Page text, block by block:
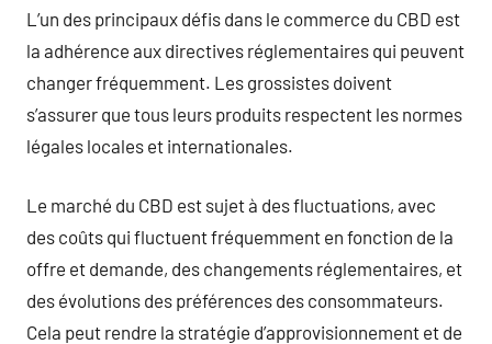
L’un des principaux défis dans le commerce du CBD est
la adhérence aux directives réglementaires qui peuvent
changer fréquemment. Les grossistes doivent
s’assurer que tous leurs produits respectent les normes
légales locales et internationales.
Le marché du CBD est sujet à des fluctuations, avec
des coûts qui fluctuent fréquemment en fonction de la
offre et demande, des changements réglementaires, et
des évolutions des préférences des consommateurs.
Cela peut rendre la stratégie d’approvisionnement et de